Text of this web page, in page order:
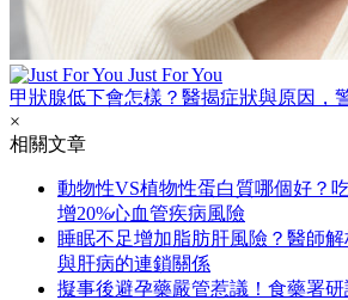
Just For You
甲狀腺低下會怎樣？醫揭症狀與原因，
×
相關文章
動物性VS植物性蛋白質哪個好？
增20%心血管疾病風險
睡眠不足增加脂肪肝風險？醫師
與肝病的連鎖關係
擬事後避孕藥嚴管惹議！食藥署